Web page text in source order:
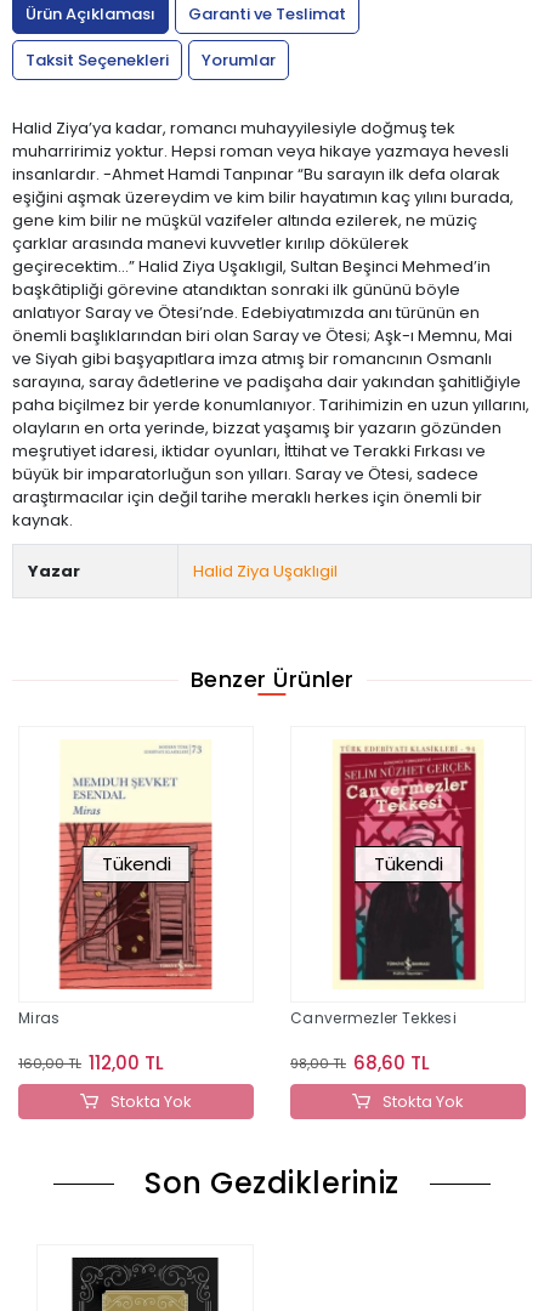
Ürün Açıklaması
Garanti ve Teslimat
Taksit Seçenekleri
Yorumlar
Halid Ziya’ya kadar, romancı muhayyilesiyle doğmuş tek
muharririmiz yoktur. Hepsi roman veya hikaye yazmaya hevesli
insanlardır. -Ahmet Hamdi Tanpınar “Bu sarayın ilk defa olarak
eşiğini aşmak üzereydim ve kim bilir hayatımın kaç yılını burada,
gene kim bilir ne müşkül vazifeler altında ezilerek, ne müziç
çarklar arasında manevi kuvvetler kırılıp dökülerek
geçirecektim…” Halid Ziya Uşaklıgil, Sultan Beşinci Mehmed’in
başkâtipliği görevine atandıktan sonraki ilk gününü böyle
anlatıyor Saray ve Ötesi’nde. Edebiyatımızda anı türünün en
önemli başlıklarından biri olan Saray ve Ötesi; Aşk-ı Memnu, Mai
ve Siyah gibi başyapıtlara imza atmış bir romancının Osmanlı
sarayına, saray âdetlerine ve padişaha dair yakından şahitliğiyle
paha biçilmez bir yerde konumlanıyor. Tarihimizin en uzun yıllarını,
olayların en orta yerinde, bizzat yaşamış bir yazarın gözünden
meşrutiyet idaresi, iktidar oyunları, İttihat ve Terakki Fırkası ve
büyük bir imparatorluğun son yılları. Saray ve Ötesi, sadece
araştırmacılar için değil tarihe meraklı herkes için önemli bir
kaynak.
Yazar Halid Ziya Uşaklıgil
Benzer Ürünler
Tükendi
Miras
160,00 TL 112,00 TL
Stokta Yok
Tükendi
Canvermezler Tekkesi
98,00 TL 68,60 TL
Stokta Yok
Son Gezdikleriniz